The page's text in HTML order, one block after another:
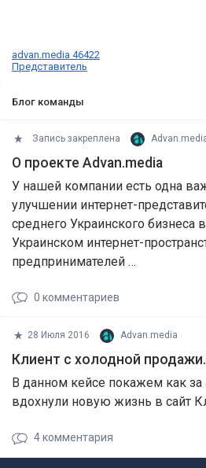
advan.media 46422
Представитель
Блог команды
Запись закреплена
О проекте Advan.media
У нашей компании есть одна
улучшении интернет-
среднего Украинского бизнеса
Украинском интернет-
предпринимателей …
0 комментариев
28 Июля 2016 Advan.media
Клиент с холодной
В данном кейсе покажем как
вдохнули новую жизнь в сайт
4комментария